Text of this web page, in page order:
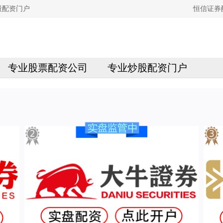
资门户 恒信证券
专业股票配资公司 专业炒股配资门户